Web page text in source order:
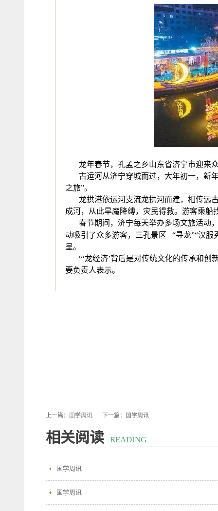
龙年春节，孔孟之乡山东省济宁市迎来
古运河从济宁穿城而过，大年初一，新
之旅”。
龙拱港依运河支流龙拱河而建，相传远
成河，从此旱魔降缚，灾民得救。游客乘船
春节期间，济宁每天举办多场文旅活动
动吸引了众多游客，
三孔景区
“寻龙”“汉服
呈。
“‘龙经济’背后是对传统文化的传承和
要负责人表示。
上一篇： 国学周讯 下一篇： 国学周讯
相关阅读 READING
国学周讯
国学周讯